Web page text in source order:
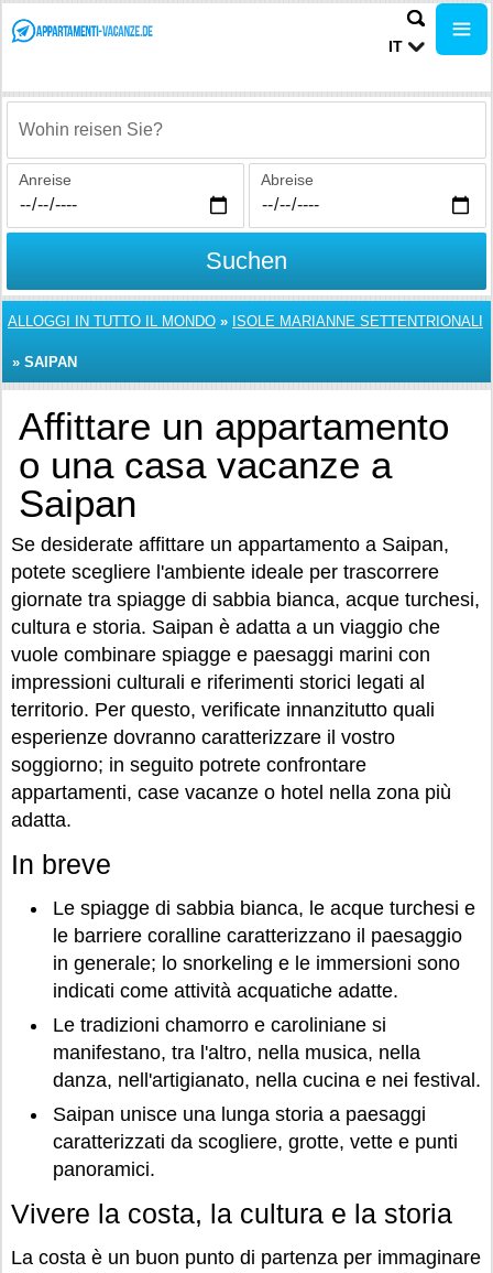
IT
Wohin reisen Sie?
Anreise Abreise
Suchen
ALLOGGI IN TUTTO IL MONDO » ISOLE MARIANNE SETTENTRIONALI
» SAIPAN
Affittare un appartamento
o una casa vacanze a
Saipan
Se desiderate affittare un appartamento a Saipan,
potete scegliere l'ambiente ideale per trascorrere
giornate tra spiagge di sabbia bianca, acque turchesi,
cultura e storia. Saipan è adatta a un viaggio che
vuole combinare spiagge e paesaggi marini con
impressioni culturali e riferimenti storici legati al
territorio. Per questo, verificate innanzitutto quali
esperienze dovranno caratterizzare il vostro
soggiorno; in seguito potrete confrontare
appartamenti, case vacanze o hotel nella zona più
adatta.
In breve
Le spiagge di sabbia bianca, le acque turchesi e
le barriere coralline caratterizzano il paesaggio
in generale; lo snorkeling e le immersioni sono
indicati come attività acquatiche adatte.
Le tradizioni chamorro e caroliniane si
manifestano, tra l'altro, nella musica, nella
danza, nell'artigianato, nella cucina e nei festival.
Saipan unisce una lunga storia a paesaggi
caratterizzati da scogliere, grotte, vette e punti
panoramici.
Vivere la costa, la cultura e la storia
La costa è un buon punto di partenza per immaginare